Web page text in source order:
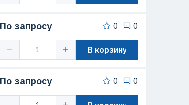
По запросу 0 0
В корзину
По запросу 0 0